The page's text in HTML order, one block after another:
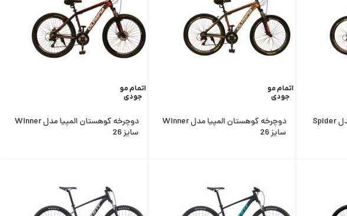
دوچرخه کوهستان المپیا مدل Spider
اتمام مو
جودی
دوچرخه کوهستان المپیا مدل Winner
سایز 26
اتمام مو
جودی
دوچرخه کوهستان المپیا مدل Winner
سایز 26